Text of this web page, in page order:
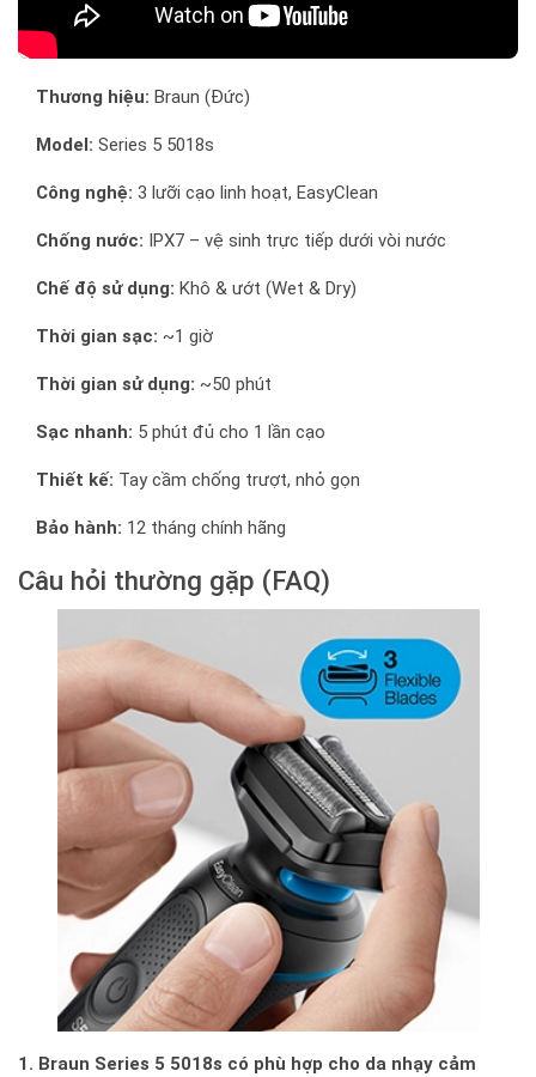
Thương hiệu: Braun (Đức)
Model: Series 5 5018s
Công nghệ: 3 lưỡi cạo linh hoạt, EasyClean
Chống nước: IPX7 – vệ sinh trực tiếp dưới vòi nước
Chế độ sử dụng: Khô & ướt (Wet & Dry)
Thời gian sạc: ~1 giờ
Thời gian sử dụng: ~50 phút
Sạc nhanh: 5 phút đủ cho 1 lần cạo
Thiết kế: Tay cầm chống trượt, nhỏ gọn
Bảo hành: 12 tháng chính hãng
Câu hỏi thường gặp (FAQ)
1. Braun Series 5 5018s có phù hợp cho da nhạy cảm